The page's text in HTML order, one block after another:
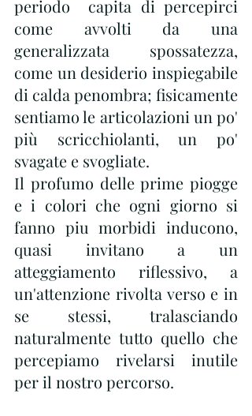
periodo  capita di percepirci
come avvolti da una
generalizzata spossatezza,
come un desiderio inspiegabile
di calda penombra; fisicamente
sentiamo le articolazioni un po'
più scricchiolanti, un po'
svagate e svogliate.
Il profumo delle prime piogge
e i colori che ogni giorno si
fanno piu morbidi inducono,
quasi invitano a un
atteggiamento riflessivo, a
un'attenzione rivolta verso e in
se stessi, tralasciando
naturalmente tutto quello che
percepiamo rivelarsi inutile
per il nostro percorso.